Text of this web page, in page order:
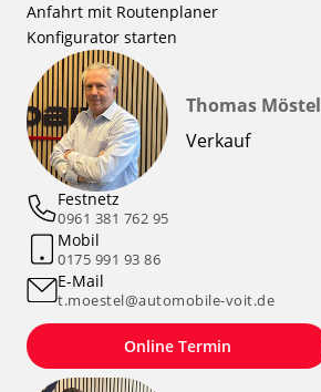
Anfahrt mit Routenplaner
Konfigurator starten
Thomas Möstel
Verkauf
Festnetz
0961 381 762 95
Mobil
0175 991 93 86
E-Mail
t.moestel@automobile-voit.de
Online Termin